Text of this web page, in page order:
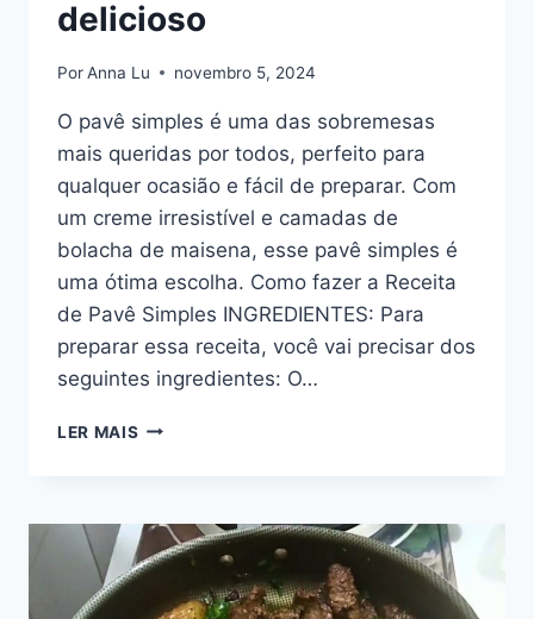
delicioso
PorAnna Lu novembro 5, 2024
O pavê simples é uma das sobremesas
mais queridas por todos, perfeito para
qualquer ocasião e fácil de preparar. Com
um creme irresistível e camadas de
bolacha de maisena, esse pavê simples é
uma ótima escolha. Como fazer a Receita
de Pavê Simples INGREDIENTES: Para
preparar essa receita, você vai precisar dos
seguintes ingredientes: O…
LER MAIS PAVÊ
DELICIOSO